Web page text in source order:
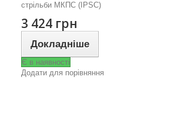
стрільби МКПС (IPSC)
3 424 грн
Докладніше
Є в наявності
Додати для порівняння